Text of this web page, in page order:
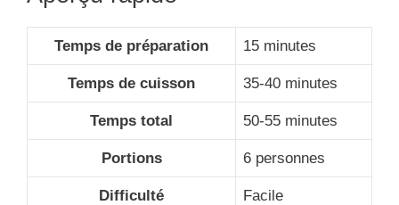
Temps de préparation 15 minutes
Temps de cuisson 35-40 minutes
Temps total 50-55 minutes
Portions 6 personnes
Difficulté Facile